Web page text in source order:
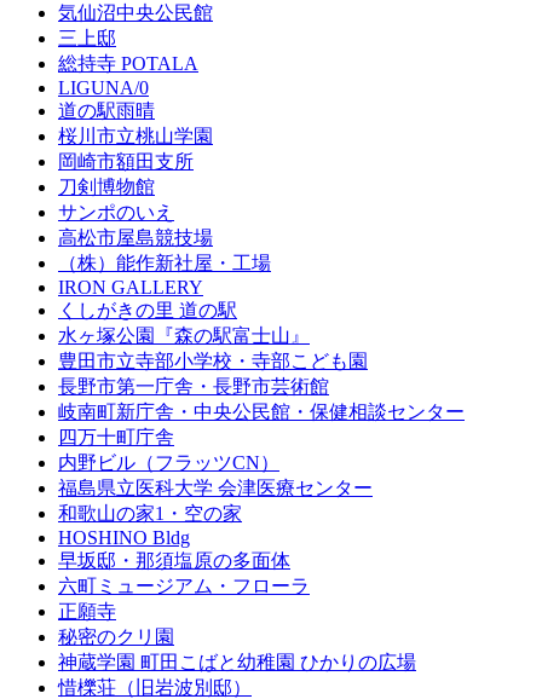
気仙沼中央公民館
三上邸
総持寺 POTALA
LIGUNA/0
道の駅雨晴
桜川市立桃山学園
岡崎市額田支所
刀剣博物館
サンポのいえ
高松市屋島競技場
（株）能作新社屋・工場
IRON GALLERY
くしがきの里 道の駅
水ヶ塚公園『森の駅富士山』
豊田市立寺部小学校・寺部こども園
長野市第一庁舎・長野市芸術館
岐南町新庁舎・中央公⺠館・保健相談センター
四万十町庁舎
内野ビル（フラッツCN）
福島県立医科大学 会津医療センター
和歌山の家1・空の家
HOSHINO Bldg
早坂邸・那須塩原の多面体
六町ミュージアム・フローラ
正願寺
秘密のクリ園
神蔵学園 町田こばと幼稚園 ひかりの広場
惜櫟荘（旧岩波別邸）